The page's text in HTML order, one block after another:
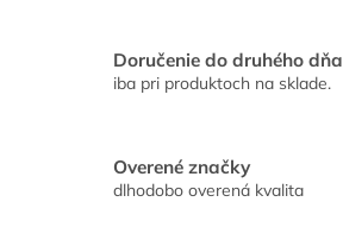
Doručenie do druhého dňa
iba pri produktoch na sklade.
Overené značky
dlhodobo overená kvalita